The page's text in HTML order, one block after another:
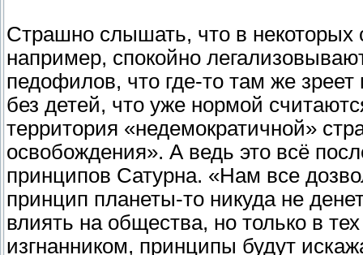
Страшно слышать, что в
например, спокойно
педофилов, что где-то там же
без детей, что уже нормой
территория «недемократичной»
освобождения». А ведь это всё
принципов Сатурна. «Нам все
принцип планеты-то никуда не
влиять на общества, но только в
изгнанником, принципы будут